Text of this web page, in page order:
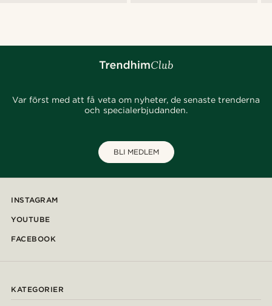
Var först med att få veta om nyheter, de senaste trenderna
och specialerbjudanden.
BLI MEDLEM
INSTAGRAM
YOUTUBE
FACEBOOK
KATEGORIER